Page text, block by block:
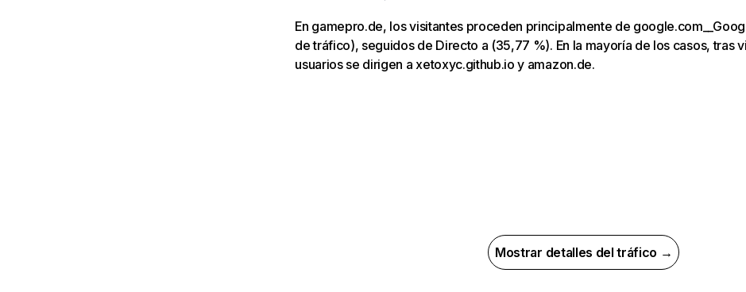
En gamepro.de, los visitantes proceden principalmente de
de tráfico), seguidos de Directo a (35,77 %). En la mayoría de los casos, tras
usuarios se dirigen a xetoxyc.github.io y amazon.de.
Mostrar detalles del tráfico →